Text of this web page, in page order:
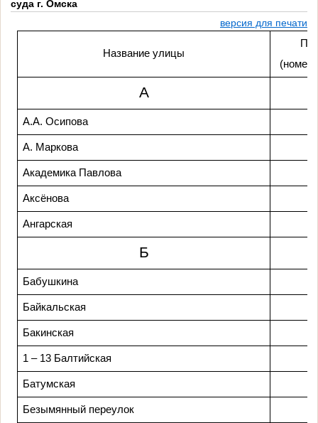
суда г. Омска
версия для печати
Название улицы
А
А.А. Осипова
А. Маркова
Академика Павлова
Аксёнова
Ангарская
Б
Бабушкина
Байкальская
Бакинская
1 – 13 Балтийская
Батумская
Безымянный переулок